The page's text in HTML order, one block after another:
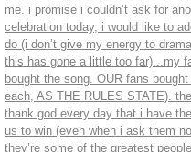
me. i promise i couldn’t ask for
celebration today, i would like to
do (i don’t give my energy to
this has gone a little too far)...my
bought the song. OUR fans
each, AS THE RULES STATE).
thank god every day that i have
us to win (even when i ask them
they’re some of the greatest